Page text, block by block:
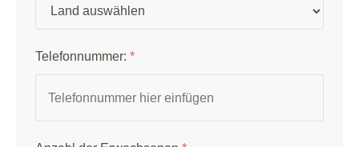
Telefonnummer: *